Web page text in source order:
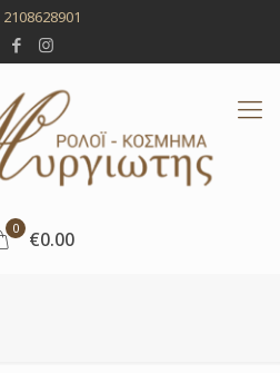
2108628901
0 €0.00